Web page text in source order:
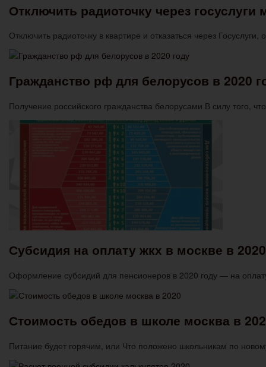
Отключить радиоточку через госуслуги
Отключить радиоточку в квартире и отказаться через
Гражданство рф для белорусов в 2020
Получение российского гражданства белорусами В силу того,
Субсидия на оплату жкх в москве в
Оформление субсидий для пенсионеров в 2020 году — на
Стоимость обедов в школе москва в
Питание будет горячим, или Что положено школьникам по